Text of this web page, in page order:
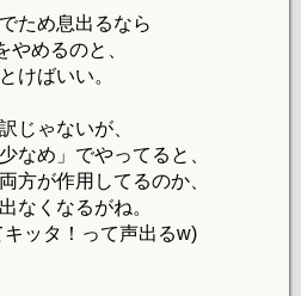
ため息出るなら
めるのと、
けばいい。
じゃないが、
なめ」でやってると、
方が作用してるのか、
なくなるがね。
ッタ！って声出るw)